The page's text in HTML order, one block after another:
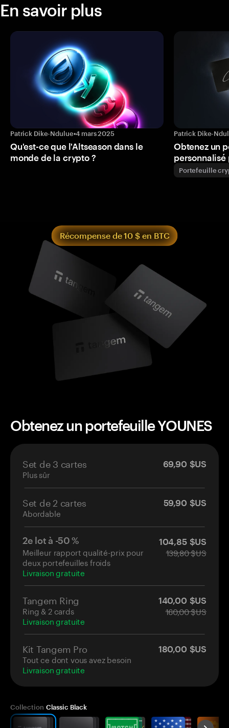
En savoir plus
Patrick Dike-Ndulue•4 mars 2025
Qu'est-ce que l'Altseason dans le
monde de la crypto ?
Patrick Dike-
Obtenez un
personnalisé
Portefeuille
Récompense de 10 $ en BTC
Obtenez un portefeuille YOUNES
Set de 3 cartes
Plus sûr
69,90 $US
Set de 2 cartes
Abordable
59,90 $US
2e lot à -50 %
Meilleur rapport qualité-prix pour
deux portefeuilles froids
Livraison gratuite
104,85 $US
139,80 $US
Tangem Ring
Ring & 2 cards
Livraison gratuite
140,00 $US
160,00 $US
Kit Tangem Pro
Tout ce dont vous avez besoin
Livraison gratuite
180,00 $US
Collection Classic Black